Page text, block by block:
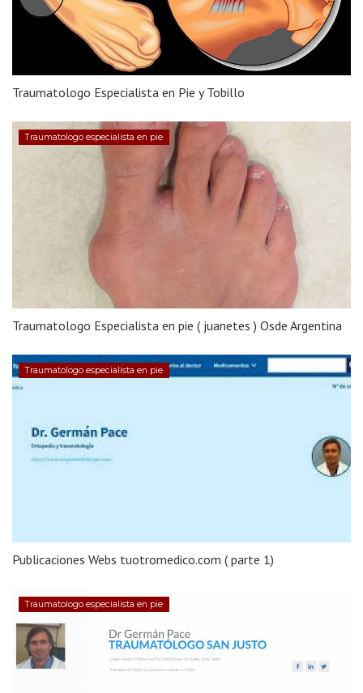
Traumatologo Especialista en Pie y Tobillo
Traumatologo especialista en pie
Traumatologo Especialista en pie ( juanetes ) Osde Argentina
Traumatologo especialista en pie
Publicaciones Webs tuotromedico.com ( parte 1)
Traumatologo especialista en pie